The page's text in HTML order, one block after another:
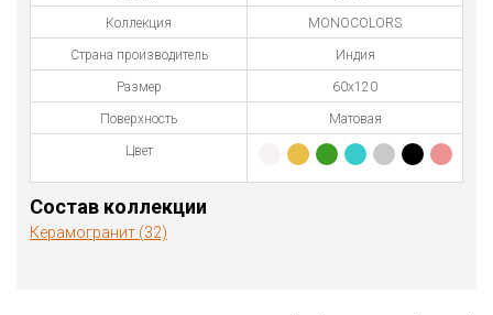
Коллекция MONOCOLORS
Страна производитель Индия
Размер 60x120
Поверхность Матовая
Цвет
Состав коллекции
Керамогранит (32)